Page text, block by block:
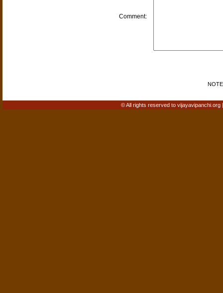
Comment:
© All rights reserved to vijayavipanchi.org